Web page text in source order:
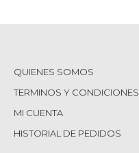
QUIENES SOMOS
TERMINOS Y CONDICIONES
MI CUENTA
HISTORIAL DE PEDIDOS